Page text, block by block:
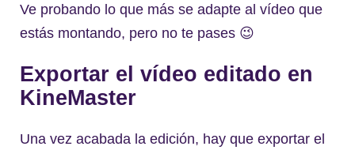
Ve probando lo que más se adapte al vídeo que
estás montando, pero no te pases 😉
Exportar el vídeo editado en
KineMaster
Una vez acabada la edición, hay que exportar el